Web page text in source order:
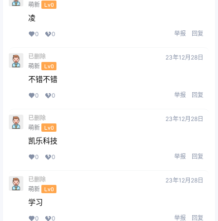
萌新 Lv0
凌
0 0 举报 回复
已删除
萌新 Lv0
23年12月28日
不错不错
0 0 举报 回复
已删除
萌新 Lv0
23年12月28日
凯乐科技
0 0 举报 回复
已删除
萌新 Lv0
23年12月28日
学习
0 0 举报 回复